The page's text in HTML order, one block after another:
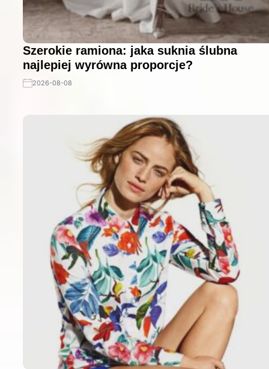
Szerokie ramiona: jaka suknia ślubna
najlepiej wyrówna proporcje?
2026-08-08